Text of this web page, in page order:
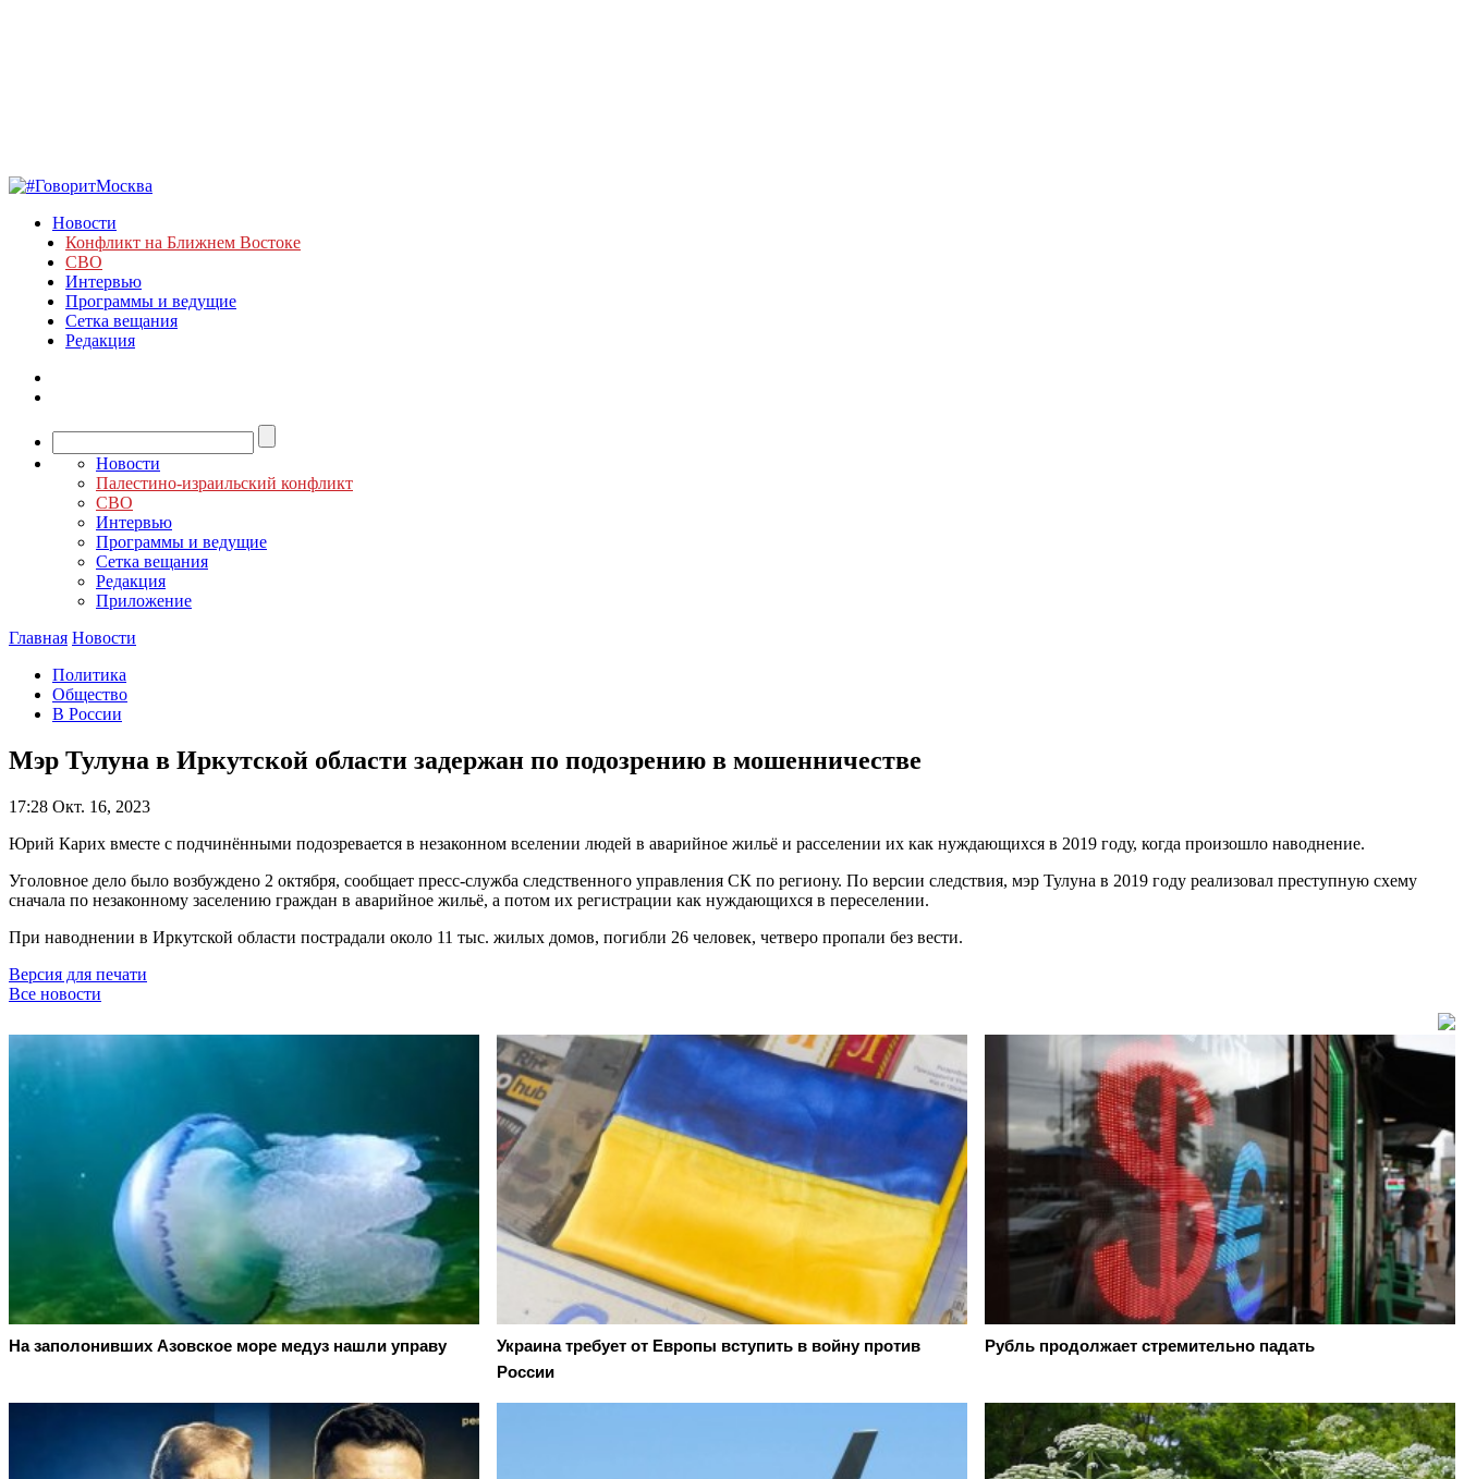
Новости
Конфликт на Ближнем Востоке
СВО
Интервью
Программы и ведущие
Сетка вещания
Редакция
Новости
Палестино-израильский конфликт
СВО
Интервью
Программы и ведущие
Сетка вещания
Редакция
Приложение
Главная Новости
Политика
Общество
В России
Мэр Тулуна в Иркутской области задержан по подозрению в мошенничестве
17:28 Окт. 16, 2023
Юрий Карих вместе с подчинёнными подозревается в незаконном вселении людей в аварийное жильё и расселении их как нуждающихся в 2019 году, когда произошло наводнение.
Уголовное дело было возбуждено 2 октября, сообщает пресс-служба следственного управления СК по региону. По версии следствия, мэр Тулуна в 2019 году реализовал преступную схему
сначала по незаконному заселению граждан в аварийное жильё, а потом их регистрации как нуждающихся в переселении.
При наводнении в Иркутской области пострадали около 11 тыс. жилых домов, погибли 26 человек, четверо пропали без вести.
Версия для печати
Все новости
На заполонивших Азовское море медуз нашли управу
Украина требует от Европы вступить в войну против
России
Рубль продолжает стремительно падать